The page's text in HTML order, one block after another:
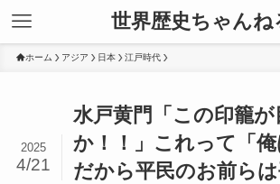
世界歴史ちゃんね
ホーム アジア 日本 江戸時代
水戸黄門「この印籠
か！！」これって「
だから平民のお前ら
2025
4/21